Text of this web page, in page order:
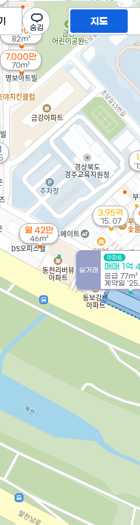
월 42만
46m²
실거래
아파트
매매 1억
공급 77m²
계약일
7,000만
70m²
8,700만
82m²
3.95억
'15. 07
지도